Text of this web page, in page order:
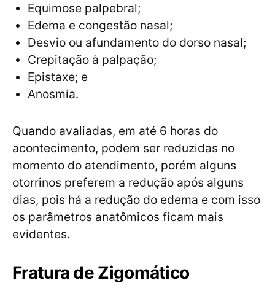
Equimose palpebral;
Edema e congestão nasal;
Desvio ou afundamento do dorso nasal;
Crepitação à palpação;
Epistaxe; e
Anosmia.
Quando avaliadas, em até 6 horas do
acontecimento, podem ser reduzidas no
momento do atendimento, porém alguns
otorrinos preferem a redução após alguns
dias, pois há a redução do edema e com isso
os parâmetros anatômicos ficam mais
evidentes.
Fratura de Zigomático